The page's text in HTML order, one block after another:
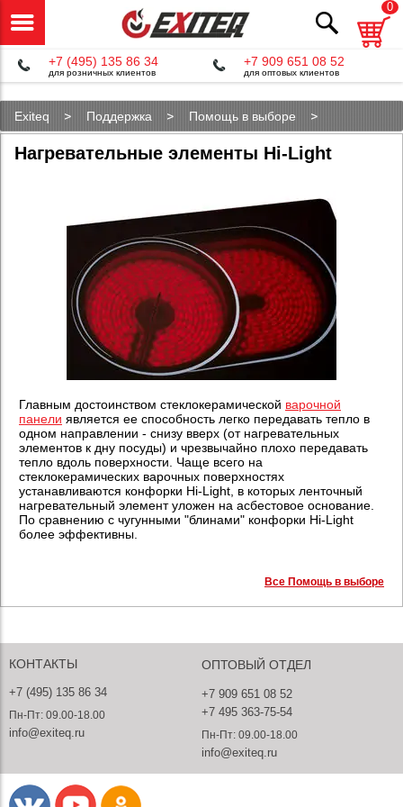
0
+7 (495) 135 86 34
для розничных клиентов
+7 909 651 08 52
для оптовых клиентов
Exiteq Поддержка
Помощь в выборе
Нагревательные элементы Hi-Light
Нагревательные элементы Hi-Light
Главным достоинством стеклокерамической варочной
панели является ее способность легко передавать тепло в
одном направлении - снизу вверх (от нагревательных
элементов к дну посуды) и чрезвычайно плохо передавать
тепло вдоль поверхности. Чаще всего на
стеклокерамических варочных поверхностях
устанавливаются конфорки Hi-Light, в которых ленточный
нагревательный элемент уложен на асбестовое основание.
По сравнению с чугунными "блинами" конфорки Hi-Light
более эффективны.
Все Помощь в выборе
КОНТАКТЫ
+7 (495) 135 86 34
Пн-Пт: 09.00-18.00
info@exiteq.ru
ОПТОВЫЙ ОТДЕЛ
+7 909 651 08 52
+7 495 363-75-54
Пн-Пт: 09.00-18.00
info@exiteq.ru